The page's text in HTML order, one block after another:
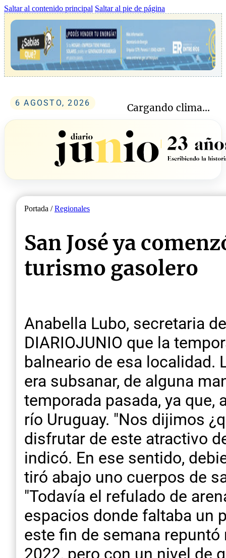
Saltar al contenido principal Saltar al pie de página
6 AGOSTO, 2026 Cargando clima...
Portada /Regionales
San José ya
turismo gasolero
Anabella Lubo, secretaria
DIARIOJUNIO que la
balneario de esa localidad.
era subsanar, de alguna
temporada pasada, ya
río Uruguay. "Nos dijimos
disfrutar de este atractivo
indicó. En ese sentido,
tiró abajo uno cuerpos de
"Todavía el refulado de
espacios donde faltaba un
este fin de semana
2022, pero con un nivel de